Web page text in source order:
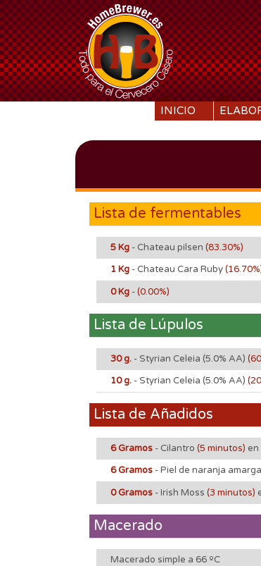
SKIP TO CONTENT
INICIO
Lista de fermentables
5 Kg - Chateau pilsen (83.30%)
1 Kg - Chateau Cara Ruby
0 Kg -(0.00%)
Lista de Lúpulos
30 g. - Styrian Celeia (5.0% AA)
10 g. - Styrian Celeia (5.0% AA)
Lista de Añadidos
6 Gramos - Cilantro (5 minutos) en
6 Gramos - Piel de naranja amarga
0 Gramos - Irish Moss (3 minutos)
Macerado
Macerado simple a 66 ºC